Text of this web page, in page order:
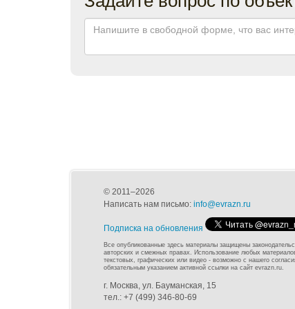
© 2011–2026
Написать нам письмо: info@evrazn.ru
Подписка на обновления
Все опубликованные здесь материалы защищены
авторских и смежных правах. Использование любых
текстовых, графических или видео - возможно с нашего
обязательным указанием активной ссылки на сайт evrazn.ru.
г. Москва, ул. Бауманская, 15
тел.: +7 (499) 346-80-69